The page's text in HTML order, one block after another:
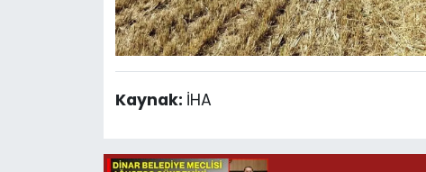
Kaynak: İHA